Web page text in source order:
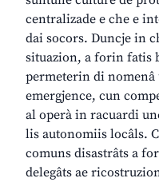
centralizade e che e
dai socors. Duncje in
situazion, a forin fatis
permeterin di
emergjence, cun
al operà in racuardi
lis autonomiis locâls.
comuns disastrâts a
delegâts ae